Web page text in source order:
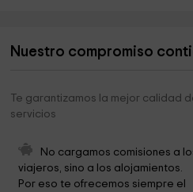
Iglesia Nuestra Señora de la
Casa De Cristo
Centro de Interpretación del Arte
Cementerio San Andrés
Nuestro compromiso
Te garantizamos la mejor calidad
servicios
No cargamos comisiones a
viajeros, sino a los alojamientos.
Por eso te ofrecemos siempre el